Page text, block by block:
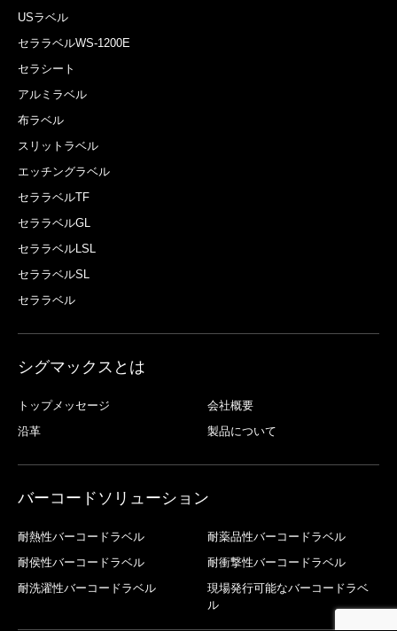
USラベル
セララベルWS-1200E
セラシート
アルミラベル
布ラベル
スリットラベル
エッチングラベル
セララベルTF
セララベルGL
セララベルLSL
セララベルSL
セララベル
シグマックスとは
トップメッセージ
会社概要
沿革
製品について
バーコードソリューション
耐熱性バーコードラベル
耐薬品性バーコードラベル
耐侯性バーコードラベル
耐衝撃性バーコードラベル
耐洗濯性バーコードラベル
現場発行可能なバーコードラベ
ル